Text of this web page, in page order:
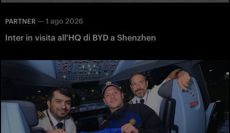
PARTNER — 1 ago 2026
Inter in visita all'HQ di BYD a Shenzhen